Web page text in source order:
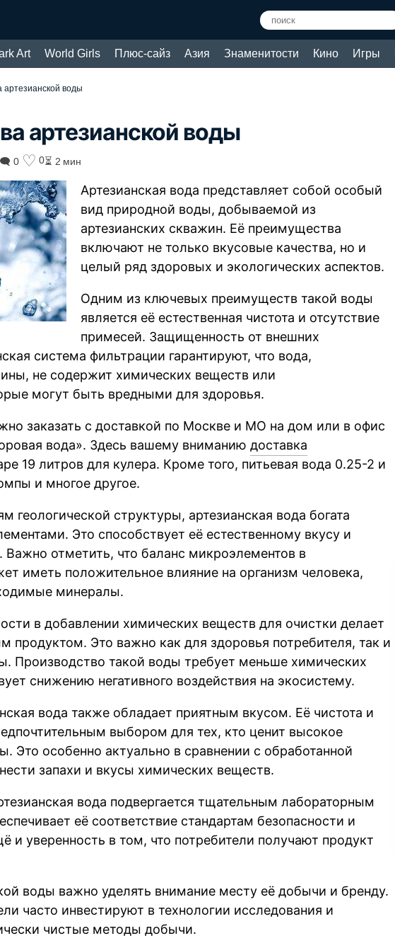
Art World Girls Плюс-сайз Азия Знаменитости Кино Игры
воды
артезианской воды
🗨 0 ♡ 0⏳ 2 мин
Артезианская вода представляет собой особый
вид природной воды, добываемой из
артезианских скважин. Её преимущества
включают не только вкусовые качества, но и
целый ряд здоровых и экологических аспектов.
Одним из ключевых преимуществ такой воды
является её естественная чистота и отсутствие
примесей. Защищенность от внешних
система фильтрации гарантируют, что вода,
не содержит химических веществ или
могут быть вредными для здоровья.
заказать с доставкой по Москве и МО на дом или в офис
вода». Здесь вашему вниманиюдоставка
19 литров для кулера. Кроме того, питьевая вода 0.25-2 и
и многое другое.
геологической структуры, артезианская вода богата
Это способствует её естественному вкусу и
Важно отметить, что баланс микроэлементов в
иметь положительное влияние на организм человека,
минералы.
в добавлении химических веществ для очистки делает
продуктом. Это важно как для здоровья потребителя, так и
Производство такой воды требует меньше химических
снижению негативного воздействия на экосистему.
вода также обладает приятным вкусом. Её чистота и
выбором для тех, кто ценит высокое
Это особенно актуально в сравнении с обработанной
запахи и вкусы химических веществ.
вода подвергается тщательным лабораторным
её соответствие стандартам безопасности и
и уверенность в том, что потребители получают продукт
воды важно уделять внимание месту её добычи и бренду.
часто инвестируют в технологии исследования и
чистые методы добычи.